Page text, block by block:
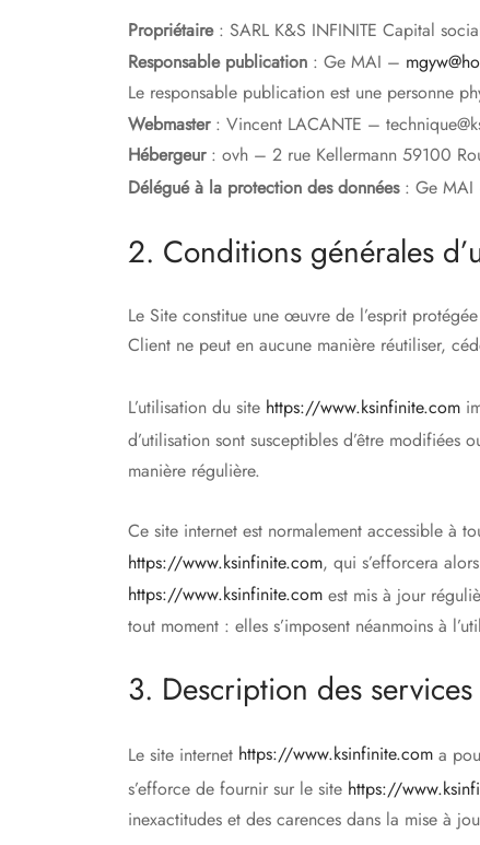
Propriétaire: SARL K&S INFINITE Capital
Responsable publication : Ge MAI –
Le responsable publication est une personne
Webmaster: Vincent LACANTE –
Hébergeur: ovh – 2 rue Kellermann 59100
Délégué à la protection des données: Ge MAI
2. Conditions générales
Le Site constitue une œuvre de l’esprit
Client ne peut en aucune manière réutiliser,
L’utilisation du site https://www.ksinfinite.com
d’utilisation sont susceptibles d’être modifiées
manière régulière.
Ce site internet est normalement accessible à
https://www.ksinfinite.com, qui s’efforcera
https://www.ksinfinite.com est mis à jour
tout moment : elles s’imposent néanmoins à
3. Description des
Le site internet https://www.ksinfinite.com a
s’efforce de fournir sur le site https://
inexactitudes et des carences dans la mise à